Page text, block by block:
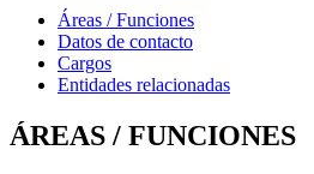
Áreas / Funciones
Datos de contacto
Cargos
Entidades relacionadas
ÁREAS / FUNCIONES